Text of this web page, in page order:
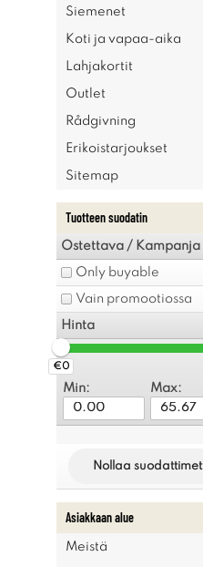
Siemenet
Koti ja vapaa-aika
Lahjakortit
Outlet
Rådgivning
Erikoistarjoukset
Sitemap
Tuotteen suodatin
Ostettava / Kampanja
Only buyable
Vain promootiossa
Hinta
€0
Min: Max:
Nollaa suodattimet
Asiakkaan alue
Meistä